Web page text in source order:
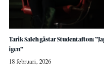
Tarik Saleh gästar Studentafton:
igen”
18 februari, 2026